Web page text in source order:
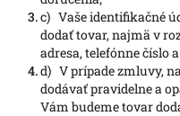
c) Vaše identifikačné
dodať tovar, najmä v
adresa, telefónne číslo
d) V prípade zmluvy,
dodávať pravidelne a
Vám budeme tovar